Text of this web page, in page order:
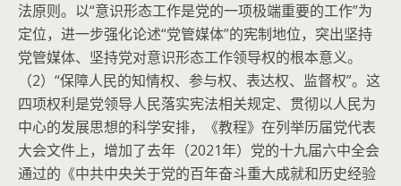
法原则。以“意识形态工作是党的一项极端重要的工作”为
定位，进一步强化论述“党管媒体”的宪制地位，突出坚持
党管媒体、坚持党对意识形态工作领导权的根本意义。
（2）“保障人民的知情权、参与权、表达权、监督权”。这
四项权利是党领导人民落实宪法相关规定、贯彻以人民为
中心的发展思想的科学安排，《教程》在列举历届党代表
大会文件上，增加了去年（2021年）党的十九届六中全会
通过的《中共中央关于党的百年奋斗重大成就和历史经验